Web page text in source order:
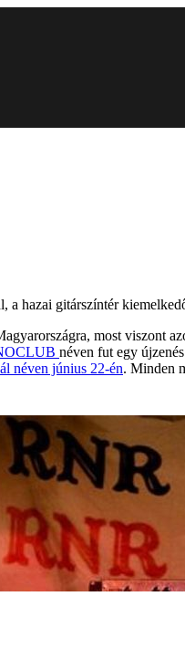
hazai gitárszíntér
most viszont
néven fut egy
néven június 22-én. Minden